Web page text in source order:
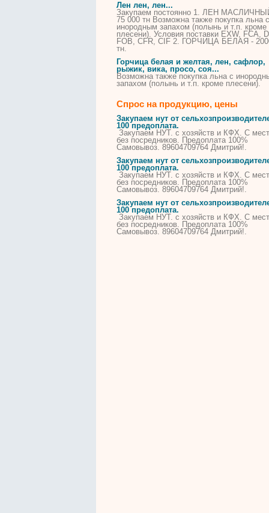
Лен лен, лен...
Закупаем постоянно 1. ЛЕН
75 000 тн Возможна также покупка льна с
инородным запахом (полынь и т.п. кроме
плесени). Условия поставки EXW, FCA,
FOB, CFR, CIF 2. ГОРЧИЦА БЕЛАЯ -
тн.
Горчица белая и желтая, лен, сафлор,
рыжик, вика, просо, соя...
Возможна также покупка льна с
запахом (полынь и т.п. кроме плесени).
Спрос на продукцию, цены
Закупаем нут от
100 предоплата.
Закупаем НУТ. с хозяйств и КФХ. С
без посредников. Предоплата 100%
Самовывоз. 89604709764 Дмитрий!.
Закупаем нут от
100 предоплата.
Закупаем НУТ. с хозяйств и КФХ. С
без посредников. Предоплата 100%
Самовывоз. 89604709764 Дмитрий!.
Закупаем нут от
100 предоплата.
Закупаем НУТ. с хозяйств и КФХ. С
без посредников. Предоплата 100%
Самовывоз. 89604709764 Дмитрий!.